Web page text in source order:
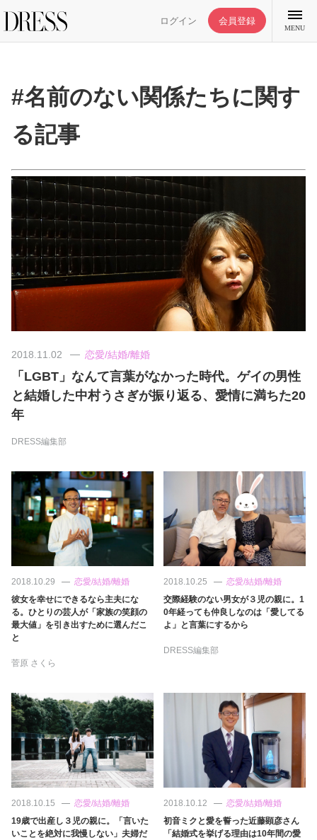
ログイン 会員登録
MENU
特集記事
DRESS部活
ライフスタイル
ファッション
ワークスタイル
ココロ/カラダ
グルメ
トラベル
カルチャー/エンタメ
ゲーム
#名前のない関係たちに関す
る記事
2018.11.02 恋愛/結婚/離婚
「LGBT」なんて言葉がなかった時代。ゲイの男性
と結婚した中村うさぎが振り返る、愛情に満ちた20
年
DRESS編集部
2018.10.29
恋愛/結婚/離婚
彼女を幸せにできるなら主夫にな
る。ひとりの芸人が「家族の笑顔の
最大値」を引き出すために選んだこ
と
菅原 さくら
2018.10.25
恋愛/結婚/離婚
交際経験のない男女が３児の親に。1
0年経っても仲良しなのは「愛してる
よ」と言葉にするから
DRESS編集部
2018.10.15
恋愛/結婚/離婚
19歳で出産し３児の親に。「言いた
いことを絶対に我慢しない」夫婦だ
2018.10.12
恋愛/結婚/離婚
初音ミクと愛を誓った近藤顕彦さん
「結婚式を挙げる理由は10年間の愛